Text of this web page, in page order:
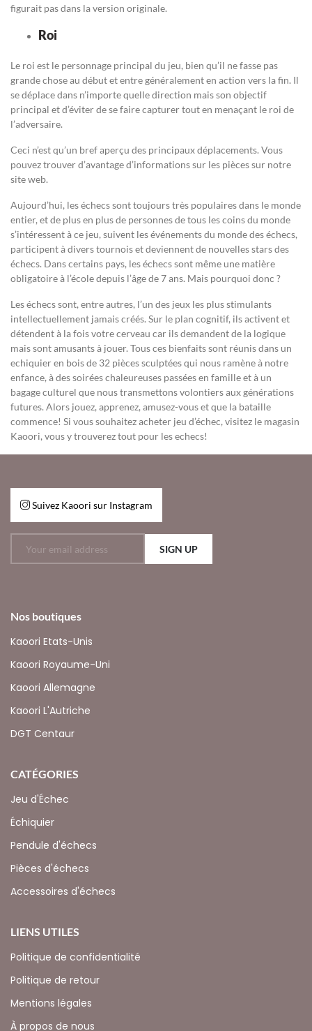
figurait pas dans la version originale.
Roi
Le roi est le personnage principal du jeu, bien qu’il ne fasse pas
grande chose au début et entre généralement en action vers la fin. Il
se déplace dans n’importe quelle direction mais son objectif
principal et d’éviter de se faire capturer tout en menaçant le roi de
l’adversaire.
Ceci n’est qu’un bref aperçu des principaux déplacements. Vous
pouvez trouver d’avantage d’informations sur les pièces sur notre
site web.
Aujourd’hui, les échecs sont toujours très populaires dans le monde
entier, et de plus en plus de personnes de tous les coins du monde
s’intéressent à ce jeu, suivent les événements du monde des échecs,
participent à divers tournois et deviennent de nouvelles stars des
échecs. Dans certains pays, les échecs sont même une matière
obligatoire à l’école depuis l’âge de 7 ans. Mais pourquoi donc ?
Les échecs sont, entre autres, l’un des jeux les plus stimulants
intellectuellement jamais créés. Sur le plan cognitif, ils activent et
détendent à la fois votre cerveau car ils demandent de la logique
mais sont amusants à jouer. Tous ces bienfaits sont réunis dans un
echiquier en bois de 32 pièces sculptées qui nous ramène à notre
enfance, à des soirées chaleureuses passées en famille et à un
bagage culturel que nous transmettons volontiers aux générations
futures. Alors jouez, apprenez, amusez-vous et que la bataille
commence! Si vous souhaitez acheter jeu d’échec, visitez le magasin
Kaoori, vous y trouverez tout pour les echecs!
Suivez Kaoori sur Instagram
SIGN UP
Nos boutiques
Kaoori Etats-Unis
Kaoori Royaume-Uni
Kaoori Allemagne
Kaoori L'Autriche
DGT Centaur
CATÉGORIES
Jeu d'Échec
Échiquier
Pendule d'échecs
Pièces d'échecs
Accessoires d'échecs
LIENS UTILES
Politique de confidentialité
Politique de retour
Mentions légales
À propos de nous